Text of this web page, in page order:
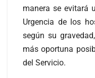
manera se evitará
Urgencia de los
según su
más oportuna
del Servicio.